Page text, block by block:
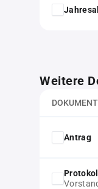
Weitere
Antrag
Protokoll